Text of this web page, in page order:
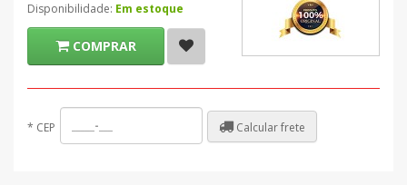
Disponibilidade: Em estoque
COMPRAR
* CEP Calcular frete